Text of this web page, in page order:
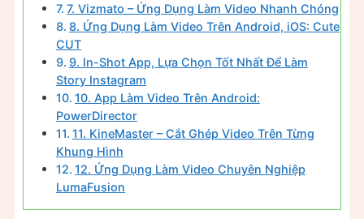
7. Vizmato – Ứng Dụng Làm Video Nhanh Chóng
8. Ứng Dụng Làm Video Trên Android, iOS: Cute
CUT
9. In-Shot App, Lựa Chọn Tốt Nhất Để Làm
Story Instagram
10. App Làm Video Trên Android:
PowerDirector
11. KineMaster – Cắt Ghép Video Trên Từng
Khung Hình
12. Ứng Dụng Làm Video Chuyên Nghiệp
LumaFusion